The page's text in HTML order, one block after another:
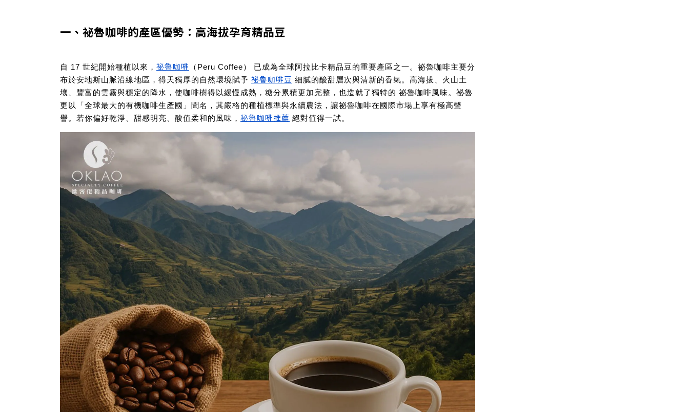
一、祕魯咖啡的產區優勢：高海拔孕育精品豆
自 17 世紀開始種植以來， 祕魯咖啡 （Peru Coffee）
已成為全球阿拉比卡精品豆的重要產區之一。祕魯咖啡主要分
布於安地斯山脈沿線地區，得天獨厚的自然環境賦予 祕魯咖啡豆 細膩的酸甜層次與清新的香氣。高海拔、火山土
壤、豐富的雲霧與穩定的降水，使咖啡樹得以緩慢成熟，糖分累積更加完整，也造就了獨特的 祕魯咖啡風味。祕魯
更以「全球最大的有機咖啡生產國」聞名，其嚴格的種植標準與永續農法，讓祕魯咖啡在國際市場上享有極高聲
譽。若你偏好乾淨、甜感明亮、酸值柔和的風味， 秘魯咖啡推薦 絕對值得一試。